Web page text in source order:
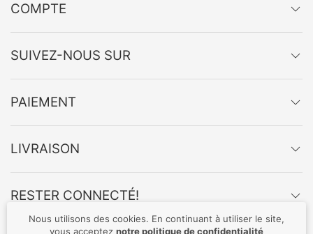
COMPTE
SUIVEZ-NOUS SUR
PAIEMENT
LIVRAISON
RESTER CONNECTÉ!
Nous utilisons des cookies. En continuant à utiliser le site,
vous acceptez notre politique de confidentialité